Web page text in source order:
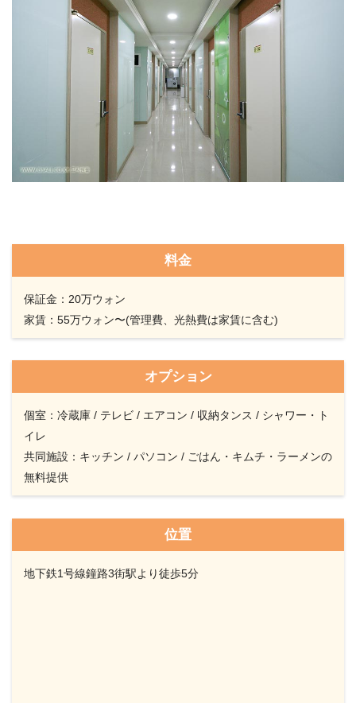
料金
保証金：20万ウォン
家賃：55万ウォン〜(管理費、光熱費は家賃に含む)
オプション
個室：冷蔵庫 / テレビ / エアコン / 収納タンス / シャワー・ト
イレ
共同施設：キッチン / パソコン / ごはん・キムチ・ラーメンの
無料提供
位置
地下鉄1号線鐘路3街駅より徒歩5分